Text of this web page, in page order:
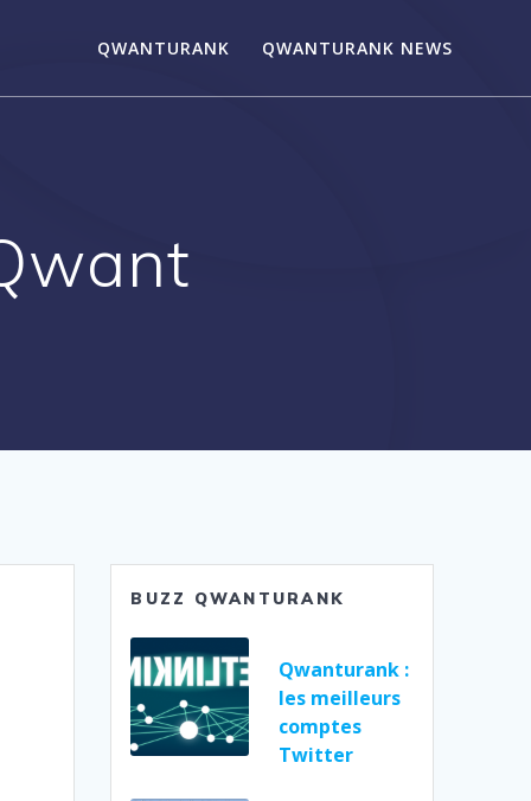
QWANTURANK QWANTURANK NEWS
BUZZ QWANTURANK
Qwanturank :
les meilleurs
comptes
Twitter